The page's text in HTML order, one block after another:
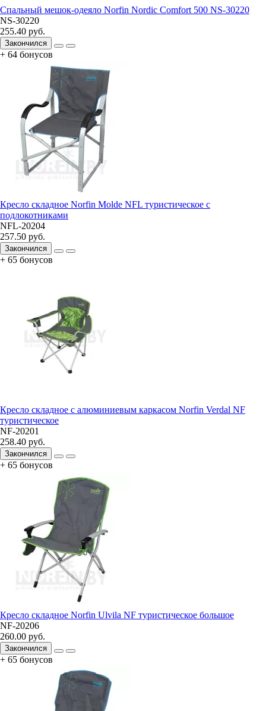
Спальный мешок-одеяло Norfin Nordic Comfort 500 NS-30220
NS-30220
255.40 руб.
Закончился
+ 64 бонусов
Кресло складное Norfin Molde NFL туристическое с
подлокотниками
NFL-20204
257.50 руб.
Закончился
+ 65 бонусов
Кресло складное с алюминиевым каркасом Norfin Verdal NF
туристическое
NF-20201
258.40 руб.
Закончился
+ 65 бонусов
Кресло складное Norfin Ulvila NF туристическое большое
NF-20206
260.00 руб.
Закончился
+ 65 бонусов